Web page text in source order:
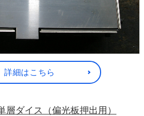
詳細はこちら
ダイス（偏光板押出用）